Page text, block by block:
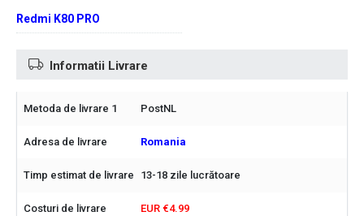
Redmi K80 PRO
Informatii Livrare
PostNL
Romania
13-18 zile lucrătoare
EUR €4.99